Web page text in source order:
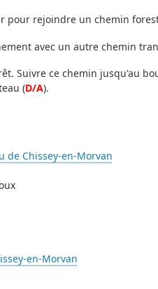
pour rejoindre un chemin
avec un autre chemin
Suivre ce chemin jusqu'au
(D/A).
de Chissey-en-Morvan
en-Morvan